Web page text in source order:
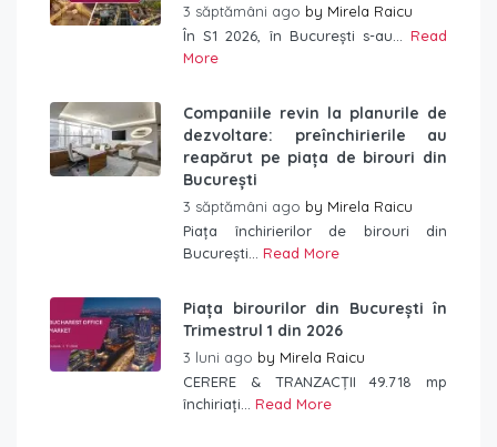
3 săptămâni ago by Mirela Raicu
În S1 2026, în București s-au... Read
More
Companiile revin la planurile de
dezvoltare: preînchirierile au
reapărut pe piața de birouri din
București
3 săptămâni ago by Mirela Raicu
Piața închirierilor de birouri din
București... Read More
Piața birourilor din București în
Trimestrul 1 din 2026
3 luni ago by Mirela Raicu
CERERE & TRANZACȚII 49.718 mp
închiriați... Read More